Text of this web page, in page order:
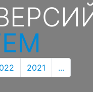
2021 ...